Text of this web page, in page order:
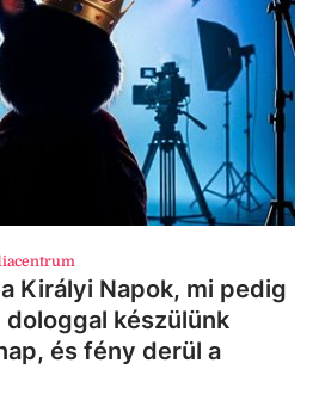
Királyi Napok, mi pedig
készülünk
és fény derül a